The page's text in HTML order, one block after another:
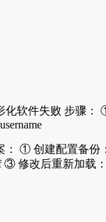
软件失败 步骤：
① 创建配置备份：
③ 修改后重新加载：